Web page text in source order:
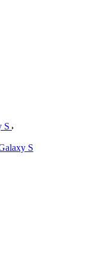
S
S